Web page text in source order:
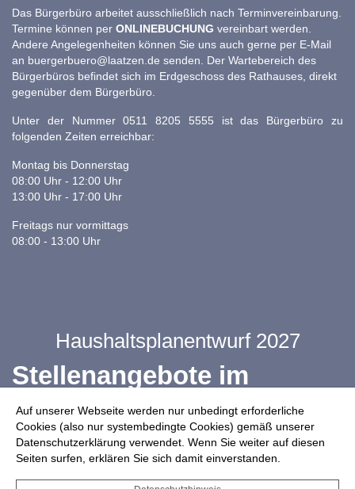
Auf unserer Webseite werden nur unbedingt erforderliche
Cookies (also nur systembedingte Cookies) gemäß unserer
Datenschutzerklärung verwendet. Wenn Sie weiter auf diesen
Seiten surfen, erklären Sie sich damit einverstanden.
Das Bürgerbüro arbeitet ausschließlich nach Terminvereinbarung.
Termine können per ONLINEBUCHUNG vereinbart werden.
Andere Angelegenheiten können Sie uns auch gerne per E-Mail
an buergerbuero@laatzen.de senden. Der Wartebereich des
Bürgerbüros befindet sich im Erdgeschoss des Rathauses, direkt
gegenüber dem Bürgerbüro.
Unter der Nummer 0511 8205 5555 ist das Bürgerbüro zu
folgenden Zeiten erreichbar:
Montag bis Donnerstag
08:00 Uhr - 12:00 Uhr
13:00 Uhr - 17:00 Uhr
Freitags nur vormittags
08:00 - 13:00 Uhr
Haushaltsplanentwurf 2027
Stellenangebote im
Ganztag
Infos zur Drohnennutzung